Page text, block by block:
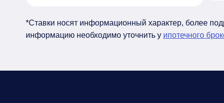
*Ставки носят информационный характер, более
информацию необходимо уточнить у ипотечного